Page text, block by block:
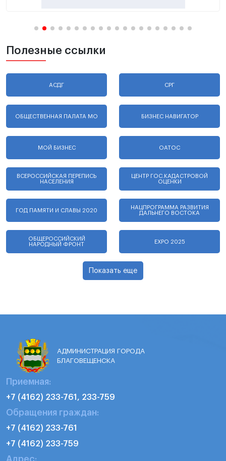
Полезные ссылки
АСДГ СРГ
ОБЩЕСТВЕННАЯ ПАЛАТА МО БИЗНЕС НАВИГАТОР
МОЙ БИЗНЕС ОАТОС
ВСЕРОССИЙСКАЯ ПЕРЕПИСЬ
НАСЕЛЕНИЯ
ЦЕНТР ГОС.КАДАСТРОВОЙ
ОЦЕНКИ
ГОД ПАМЯТИ И СЛАВЫ 2020
НАЦПРОГРАММА РАЗВИТИЯ
ДАЛЬНЕГО ВОСТОКА
ОБЩЕРОССИЙСКИЙ
НАРОДНЫЙ ФРОНТ
EXPO 2025
Показать еще
АДМИНИСТРАЦИЯ ГОРОДА
БЛАГОВЕЩЕНСКА
Приемная:
+7 (4162) 233-761, 233-759
Обращения граждан:
+7 (4162) 233-761
+7 (4162) 233-759
Адрес: